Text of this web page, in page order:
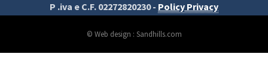
P .iva e C.F. 02272820230 - Policy Privacy
© Web design : Sandhills.com